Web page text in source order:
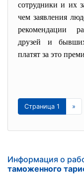
сотрудники и их
чем заявления
рекомендации
друзей и
платят за это
Страница 1 »
Информация о
таможенного